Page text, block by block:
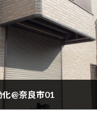
@奈良市01